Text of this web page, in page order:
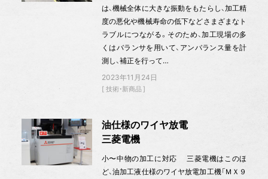
は、機械全体に大きな振動をもたらし、加工精
度の悪化や機械寿命の低下などさまざまなト
ラブルにつながる。そのため、加工現場の多
くはバランサを用いて、アンバランス量を計
測し、補正を行って…
2023年11月24日
技術・新商品
油仕様のワイヤ放電
三菱電機
小〜中物の加工に対応 三菱電機はこのほ
ど、油加工液仕様のワイヤ放電加工機「ＭＸ９